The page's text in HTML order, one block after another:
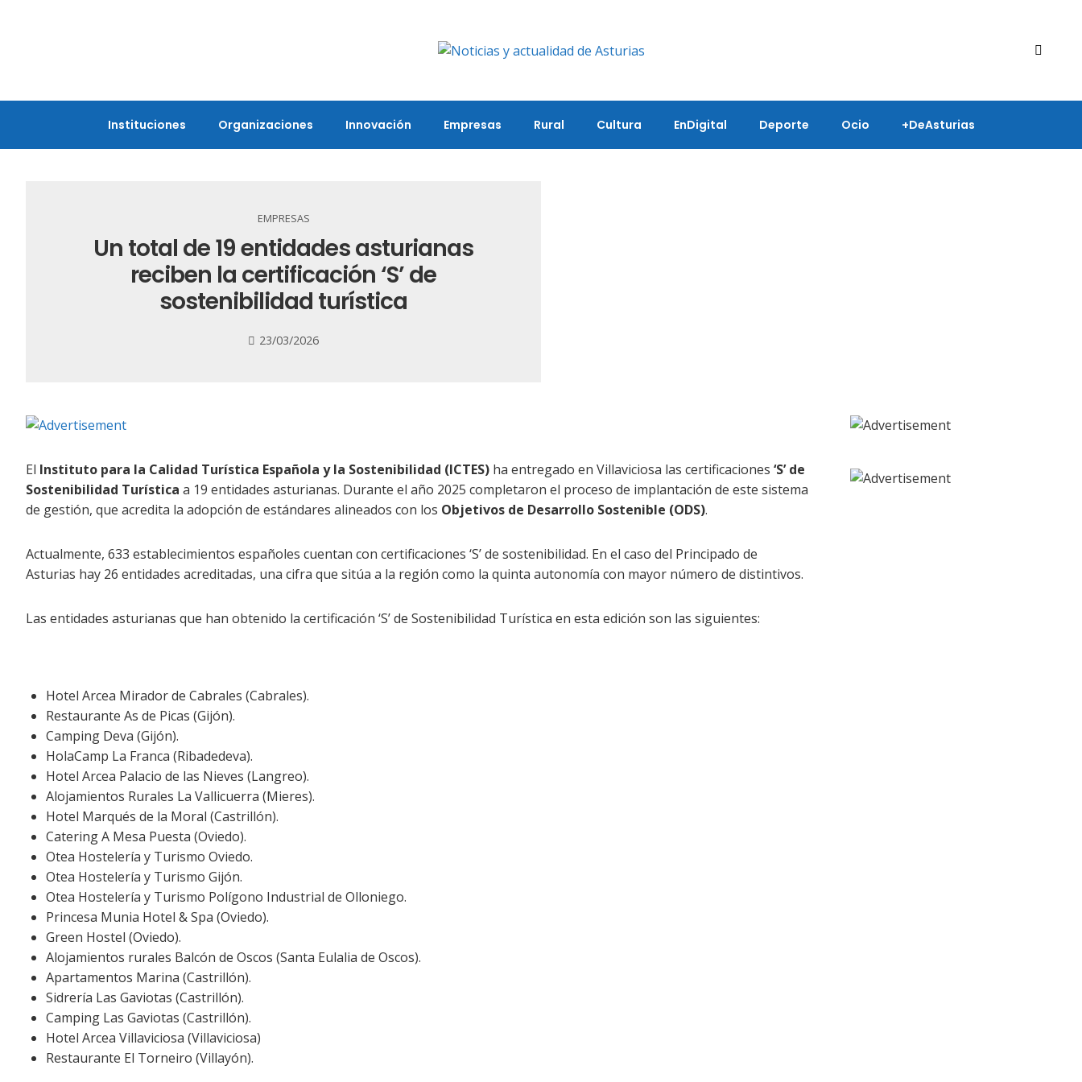
Instituciones Organizaciones Innovación Empresas Rural Cultura EnDigital Deporte Ocio +deAsturias
EMPRESAS
Un total de 19 entidades asturianas
reciben la certificación ‘S’ de
sostenibilidad turística
23/03/2026
El Instituto para la Calidad Turística Española y la Sostenibilidad (ICTES) ha entregado en Villaviciosa las certificaciones ‘S’ de
Sostenibilidad Turística a 19 entidades asturianas. Durante el año 2025 completaron el proceso de implantación de este sistema
de gestión, que acredita la adopción de estándares alineados con los Objetivos de Desarrollo Sostenible (ODS).
Actualmente, 633 establecimientos españoles cuentan con certificaciones ‘S’ de sostenibilidad. En el caso del Principado de
Asturias hay 26 entidades acreditadas, una cifra que sitúa a la región como la quinta autonomía con mayor número de distintivos.
Las entidades asturianas que han obtenido la certificación ‘S’ de Sostenibilidad Turística en esta edición son las siguientes:
Hotel Arcea Mirador de Cabrales (Cabrales).
Restaurante As de Picas (Gijón).
Camping Deva (Gijón).
HolaCamp La Franca (Ribadedeva).
Hotel Arcea Palacio de las Nieves (Langreo).
Alojamientos Rurales La Vallicuerra (Mieres).
Hotel Marqués de la Moral (Castrillón).
Catering A Mesa Puesta (Oviedo).
Otea Hostelería y Turismo Oviedo.
Otea Hostelería y Turismo Gijón.
Otea Hostelería y Turismo Polígono Industrial de Olloniego.
Princesa Munia Hotel & Spa (Oviedo).
Green Hostel (Oviedo).
Alojamientos rurales Balcón de Oscos (Santa Eulalia de Oscos).
Apartamentos Marina (Castrillón).
Sidrería Las Gaviotas (Castrillón).
Camping Las Gaviotas (Castrillón).
Hotel Arcea Villaviciosa (Villaviciosa)
Restaurante El Torneiro (Villayón).